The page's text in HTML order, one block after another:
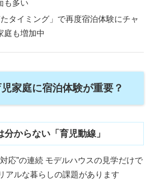
も多い
たタイミング」で再度宿泊体験にチャ
庭も増加中
家庭に宿泊体験が重要？
分からない「育児動線」
応”の連続 モデルハウスの見学だけで
アルな暮らしの課題があります